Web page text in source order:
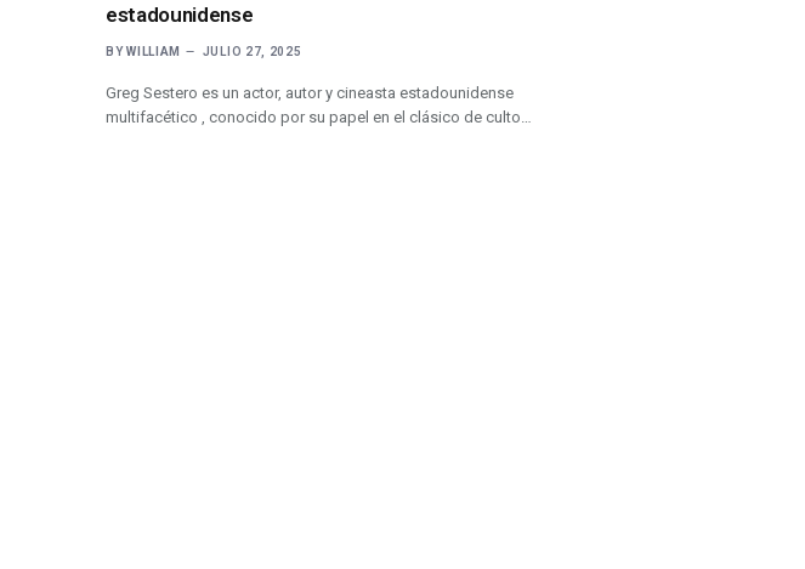
estadounidense
BY WILLIAM JULIO 27, 2025
Greg Sestero es un actor, autor y cineasta estadounidense
multifacético , conocido por su papel en el clásico de culto…